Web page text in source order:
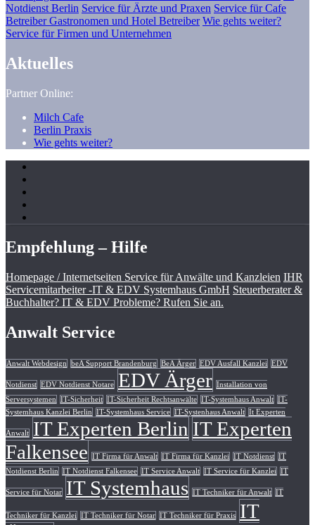
Notdienst Berlin Service für Ärzte und Praxen Service für Cafe
Betreiber Gastronomen und Hotel Betreiber Wie gehts weiter?
Service für Firmen und Unternehmen
Aktuelles
Partner Online:
Milch Cafe
Berlin Praxis
Wie gehts weiter?
Empfehlung – Hilfe
Homepage / Internetseiten Service für Anwälte und Kanzleien IHR
Servicemitarbeiter -IT & EDV Systemhaus GmbH Steuerberater &
Buchhalter? IT & EDV Probleme? Rufen Sie an.
Anwalt Service
Anwalt Webdesign beA Support Brandenburg BeA Ärger EDV Ausfall Kanzlei EDV
Notdienst EDV Notdienst Notare EDV Ärger Installation von
Serversystemen
IT-Sicherheit IT-Sicherheit Rechtsanwälte IT-Systemhaus Anwalt IT-
Systemhaus Kanzlei Berlin
IT-Systemhaus Service IT-Systenhaus Anwalt It Experten
Anwalt IT Experten Berlin IT Experten
Falkensee
IT Firma für Anwalt IT Firma für Kanzlei IT Notdienst IT
Notdienst Berlin
IT Notdienst Falkensee IT Service Anwalt IT Service für Kanzlei IT
Service für Notar IT Systemhaus IT Techniker für Anwalt IT
Techniker für Kanzlei IT Techniker für Notar IT Techniker für Praxis
IT